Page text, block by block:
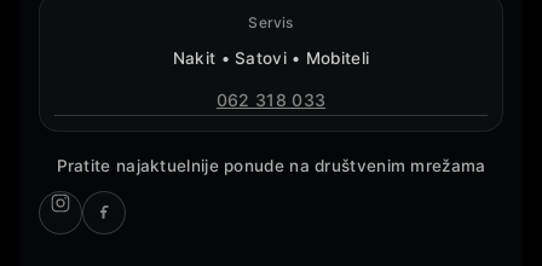
Servis
Nakit • Satovi • Mobiteli
062 318 033
Pratite najaktuelnije ponude na društvenim mrežama